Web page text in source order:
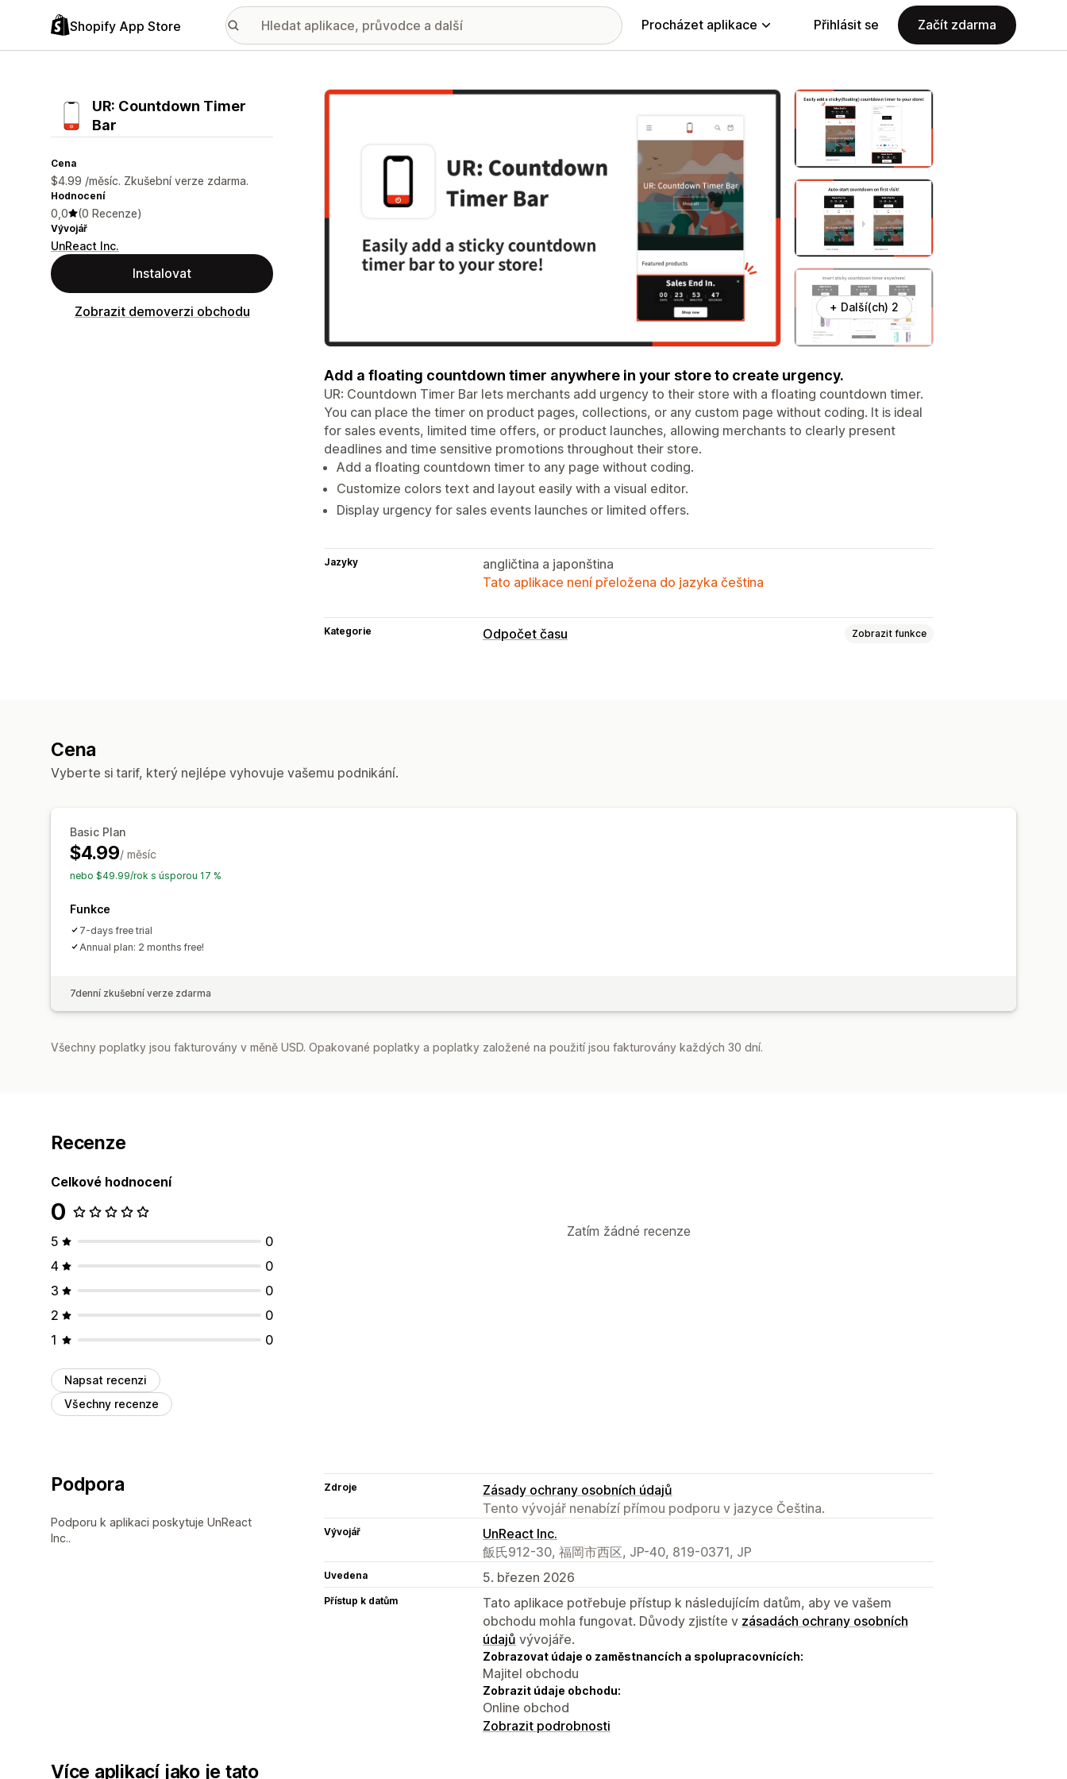
Shopify App Store Procházet aplikace Přihlásit se Začít zdarma
UR: Countdown Timer
Bar
Cena
$4.99 /měsíc. Zkušební verze zdarma.
Hodnocení
0,0 (0 Recenze)
Vývojář
UnReact Inc.
Instalovat
Zobrazit demoverzi obchodu
Galerie propagovaných obrázků
+ Další(ch) 2
Add a floating countdown timer anywhere in your store to create urgency.
UR: Countdown Timer Bar lets merchants add urgency to their store with a floating countdown timer.
You can place the timer on product pages, collections, or any custom page without coding. It is ideal
for sales events, limited time offers, or product launches, allowing merchants to clearly present
deadlines and time sensitive promotions throughout their store.
Add a floating countdown timer to any page without coding.
Customize colors text and layout easily with a visual editor.
Display urgency for sales events launches or limited offers.
Jazyky
angličtina a japonština
Tato aplikace není přeložena do jazyka čeština
Kategorie Odpočet času Zobrazit funkce
Cena
Vyberte si tarif, který nejlépe vyhovuje vašemu podnikání.
Basic Plan
$4.99/ měsíc
nebo $49.99/rok s úsporou 17 %
Funkce
7-days free trial
Annual plan: 2 months free!
7denní zkušební verze zdarma
Všechny poplatky jsou fakturovány v měně USD. Opakované poplatky a poplatky založené na použití jsou fakturovány každých 30 dní.
Recenze
Celkové hodnocení
0
5
0
4
0
3
0
2
0
1
0
Napsat recenzi
Všechny recenze
Zatím žádné recenze
Podpora
Podporu k aplikaci poskytuje UnReact
Inc..
Zdroje
Zásady ochrany osobních údajů
Tento vývojář nenabízí přímou podporu v jazyce Čeština.
Vývojář
UnReact Inc.
飯氏912-30, 福岡市西区, JP-40, 819-0371, JP
Uvedena 5. březen 2026
Přístup k datům
Tato aplikace potřebuje přístup k následujícím datům, aby ve vašem
obchodu mohla fungovat. Důvody zjistíte v zásadách ochrany osobních
údajů vývojáře.
Zobrazovat údaje o zaměstnancích a spolupracovnících:
Majitel obchodu
Zobrazit údaje obchodu:
Online obchod
Zobrazit podrobnosti
Více aplikací jako je tato